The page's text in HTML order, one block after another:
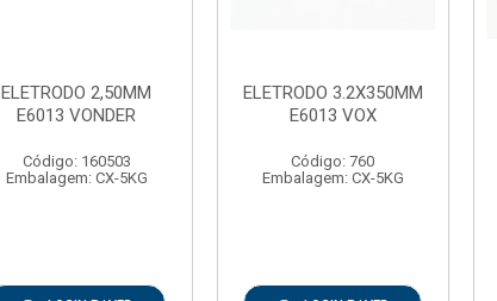
ELETRODO 2,50MM
E6013 VONDER
Código: 160503
Embalagem: CX-5KG
ELETRODO 3.2X350MM
E6013 VOX
Código: 760
Embalagem: CX-5KG